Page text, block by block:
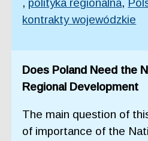
kontrakty wojewódzkie
Does Poland Need the
Regional Development
The main question of
of importance of the